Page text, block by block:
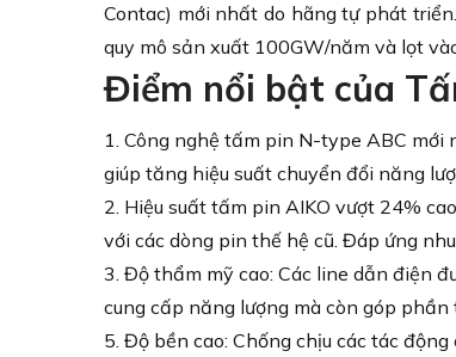
Contac) mới nhất do hãng tự phát
quy mô sản xuất 100GW/năm và lọt
Điểm nổi bật của
1. Công nghệ tấm pin N-type ABC
giúp tăng hiệu suất chuyển đổi năng
2. Hiệu suất tấm pin AIKO vượt 24%
với các dòng pin thế hệ cũ. Đáp ứng
3. Độ thẩm mỹ cao: Các line dẫn điện
cung cấp năng lượng mà còn góp
5. Độ bền cao: Chống chịu các tác